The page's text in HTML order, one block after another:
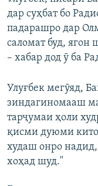
дар суҳбат бо
падарашро дар
саломат буд,
– хабар дод ӯ ба
Улуғбек мегӯяд,
зиндагиномааш
тарҷумаи ҳоли
қисми дуюми
худаш онро
хоҳад шуд."